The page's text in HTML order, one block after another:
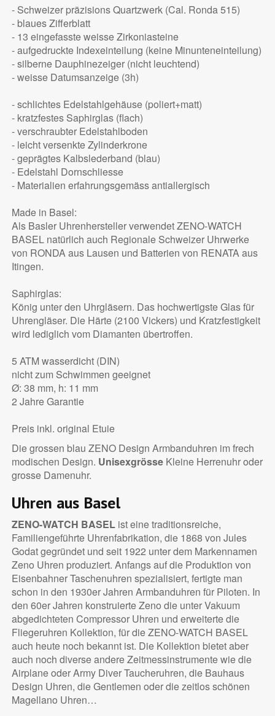
- Schweizer präzisions Quartzwerk (Cal. Ronda 515)
- blaues Zifferblatt
- 13 eingefasste weisse Zirkoniasteine
- aufgedruckte Indexeinteilung (keine Minunteneinteilung)
- silberne Dauphinezeiger (nicht leuchtend)
- weisse Datumsanzeige (3h)
- schlichtes Edelstahlgehäuse (poliert+matt)
- kratzfestes Saphirglas (flach)
- verschraubter Edelstahlboden
- leicht versenkte Zylinderkrone
- geprägtes Kalbslederband (blau)
- Edelstahl Dornschliesse
- Materialien erfahrungsgemäss antiallergisch
Made in Basel:
Als Basler Uhrenhersteller verwendet ZENO-WATCH
BASEL natürlich auch Regionale Schweizer Uhrwerke
von RONDA aus Lausen und Batterien von RENATA aus
Itingen.
Saphirglas:
König unter den Uhrgläsern. Das hochwertigste Glas für
Uhrengläser. Die Härte (2100 Vickers) und Kratzfestigkeit
wird lediglich vom Diamanten übertroffen.
5 ATM wasserdicht (DIN)
nicht zum Schwimmen geeignet
Ø: 38 mm, h: 11 mm
2 Jahre Garantie
Preis inkl. original Etuie
Die grossen blau ZENO Design Armbanduhren im frech
modischen Design. UnisexgrösseKleine Herrenuhr oder
grosse Damenuhr.
Uhren aus Basel
ZENO-WATCH BASEList eine traditionsreiche,
Familiengeführte Uhrenfabrikation, die 1868 von Jules
Godat gegründet und seit 1922 unter dem Markennamen
Zeno Uhren produziert. Anfangs auf die Produktion von
Eisenbahner Taschenuhren spezialisiert, fertigte man
schon in den 1930er Jahren Armbanduhren für Piloten. In
den 60er Jahren konstruierte Zeno die unter Vakuum
abgedichteten Compressor Uhren und erweiterte die
Fliegeruhren Kollektion, für die ZENO-WATCH BASEL
auch heute noch bekannt ist. Die Kollektion bietet aber
auch noch diverse andere Zeitmessinstrumente wie die
Airplane oder Army Diver Taucheruhren, die Bauhaus
Design Uhren, die Gentlemen oder die zeitlos schönen
Magellano Uhren…